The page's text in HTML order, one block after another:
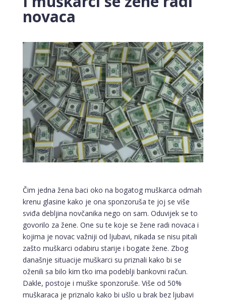
novaca
Čim jedna žena baci oko na bogatog muškarca odmah
krenu glasine kako je ona sponzoruša te joj se više
sviđa debljina novčanika nego on sam. Oduvijek se to
govorilo za žene. One su te koje se žene radi novaca i
kojima je novac važniji od ljubavi, nikada se nisu pitali
zašto muškarci odabiru starije i bogate žene. Zbog
današnje situacije muškarci su priznali kako bi se
oženili sa bilo kim tko ima podeblji bankovni račun.
Dakle, postoje i muške sponzoruše. Više od 50%
muškaraca je priznalo kako bi ušlo u brak bez ljubavi